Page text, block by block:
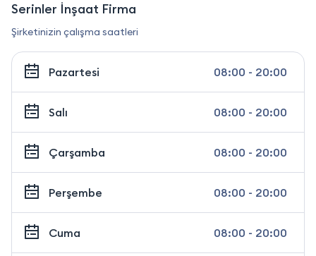
Serinler İnşaat Firma
Şirketinizin çalışma saatleri
Pazartesi 08:00 - 20:00
Salı 08:00 - 20:00
Çarşamba 08:00 - 20:00
Perşembe 08:00 - 20:00
Cuma 08:00 - 20:00